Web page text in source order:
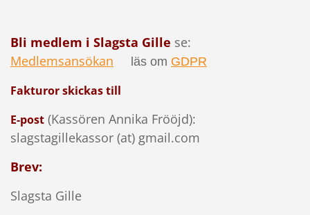
Bli medlem i Slagsta Gille se:
Medlemsansökan
läs om GDPR
Fakturor skickas till
E-post (Kassören Annika Frööjd):
slagstagillekassor (at) gmail.com
Brev:
Slagsta Gille